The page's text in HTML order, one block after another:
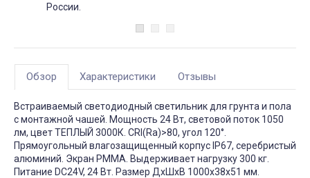
России.
Обзор Характеристики Отзывы
Встраиваемый светодиодный светильник для грунта и пола
с монтажной чашей. Мощность 24 Вт, световой поток 1050
лм, цвет ТЕПЛЫЙ 3000К. CRI(Ra)>80, угол 120°.
Прямоугольный влагозащищенный корпус IP67, серебристый
алюминий. Экран PMMA. Выдерживает нагрузку 300 кг.
Питание DC24V, 24 Вт. Размер ДxШxВ 1000x38x51 мм.